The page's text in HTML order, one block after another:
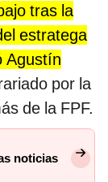
tras la
estratega
Agustín
por la
de la FPF.
noticias